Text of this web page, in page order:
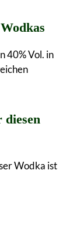
40% Vol. in
diesen
Wodka ist